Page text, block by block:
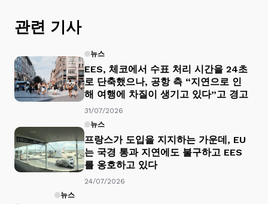
관련 기사
뉴스
EES, 체코에서 수표 처리 시간을 24초
로 단축했으나, 공항 측 “지연으로 인
해 여행에 차질이 생기고 있다”고 경고
31/07/2026
뉴스
프랑스가 도입을 지지하는 가운데, EU
는 국경 통과 지연에도 불구하고 EES
를 옹호하고 있다
24/07/2026
뉴스